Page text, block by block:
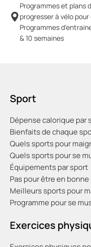
Programmes et plans
progresser à vélo
Programmes
& 10 semaines
Sport
Dépense calorique par
Bienfaits de chaque
Quels sports pour
Quels sports pour se
Équipements par sport
Pas pour être en bonne
Meilleurs sports pour
Programme pour se
Exercices